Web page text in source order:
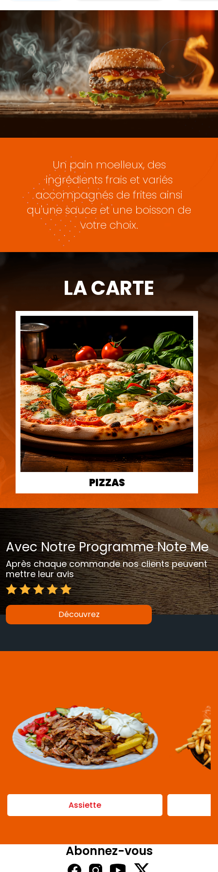
Un pain moelleux, des
ingrédients frais et variés
accompagnés de frites ainsi
qu'une sauce et une boisson de
votre choix.
LA CARTE
PIZZAS
Avec Notre Programme Note Me
Après chaque commande nos clients peuvent
mettre leur avis
Découvrez
Assiette
Abonnez-vous